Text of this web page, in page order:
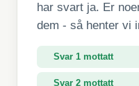
har svart ja. Er
dem - så henter vi
Svar 1 mottatt
Svar 2 mottatt